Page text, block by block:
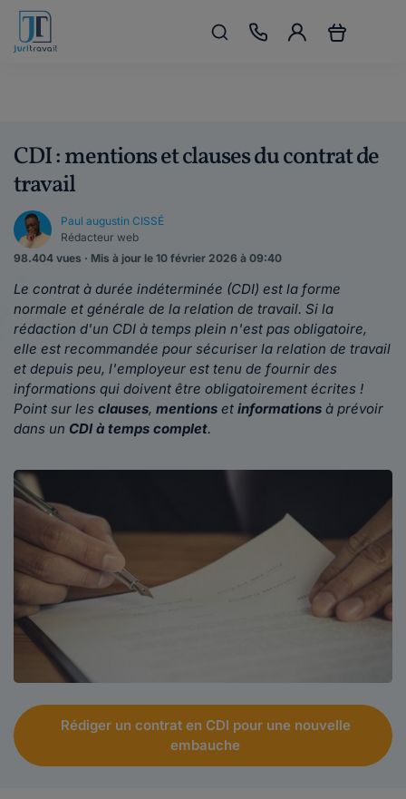
CDI : mentions et clauses du contrat de
travail
Paul augustin CISSÉ
Rédacteur web
98.404 vues · Mis à jour le 10 février 2026 à 09:40
Le contrat à durée indéterminée (CDI) est la forme
normale et générale de la relation de travail. Si la
rédaction d'un CDI à temps plein n'est pas obligatoire,
elle est recommandée pour sécuriser la relation de travail
et depuis peu, l'employeur est tenu de fournir des
informations qui doivent être obligatoirement écrites !
Point sur les clauses, mentions et informations à prévoir
dans un CDI à temps complet.
Rédiger un contrat en CDI pour une nouvelle
embauche